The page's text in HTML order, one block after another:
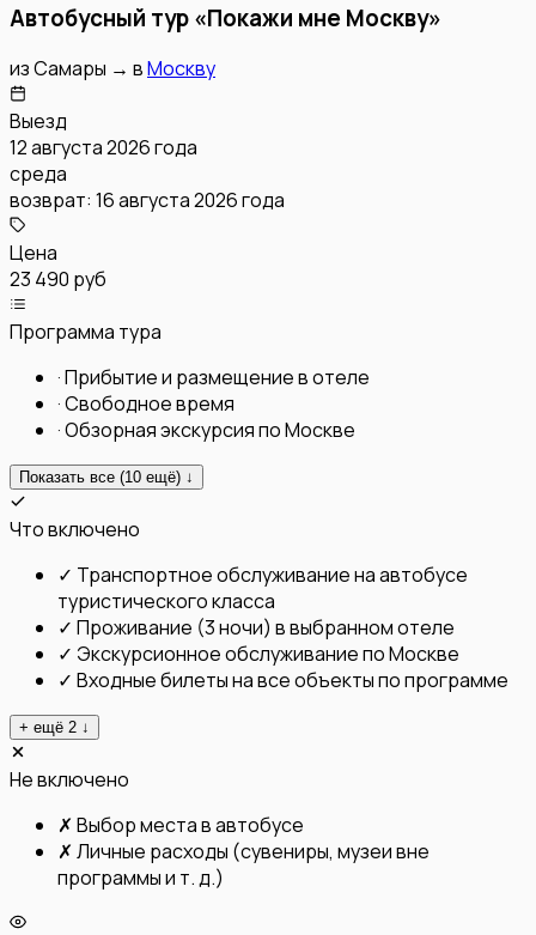
Автобусный тур «Покажи мне Москву»
изСамары → вМоскву
Выезд
12 августа 2026 года
среда
возврат: 16 августа 2026 года
Цена
23 490 руб
Программа тура
·Прибытие и размещение в отеле
·Свободное время
·Обзорная экскурсия по Москве
Показать все (10 ещё) ↓
Что включено
✓ Транспортное обслуживание на автобусе
туристического класса
✓ Проживание (3 ночи) в выбранном отеле
✓ Экскурсионное обслуживание по Москве
✓ Входные билеты на все объекты по программе
+ ещё 2 ↓
Не включено
✗ Выбор места в автобусе
✗ Личные расходы (сувениры, музеи вне
программы и т. д.)